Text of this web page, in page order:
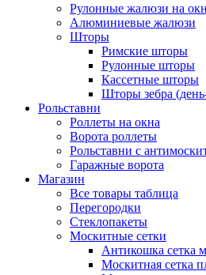
Рулонные жалюзи на
Алюминиевые жалюзи
Шторы
Римские шторы
Рулонные шторы
Кассетные шторы
Шторы зебра
Рольставни
Роллеты на окна
Ворота роллеты
Рольставни с
Гаражные ворота
Магазин
Все товары таблица
Перегородки
Стеклопакеты
Москитные сетки
Антикошка сетка
Москитная сетка